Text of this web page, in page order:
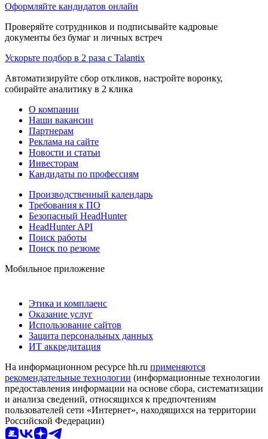
Оформляйте кандидатов онлайн
Проверяйте сотрудников и подписывайте кадровые
документы без бумаг и личных встреч
Ускорьте подбор в 2 раза с Talantix
Автоматизируйте сбор откликов, настройте воронку,
собирайте аналитику в 2 клика
О компании
Наши вакансии
Партнерам
Реклама на сайте
Новости и статьи
Инвесторам
Кандидаты по профессиям
Производственный календарь
Требования к ПО
Безопасный HeadHunter
HeadHunter API
Поиск работы
Поиск по резюме
Мобильное приложение
Этика и комплаенс
Оказание услуг
Использование сайтов
Защита персональных данных
ИТ аккредитация
На информационном ресурсе hh.ru применяются
рекомендательные технологии (информационные технологии
предоставления информации на основе сбора, систематизации
и анализа сведений, относящихся к предпочтениям
пользователей сети «Интернет», находящихся на территории
Российской Федерации)